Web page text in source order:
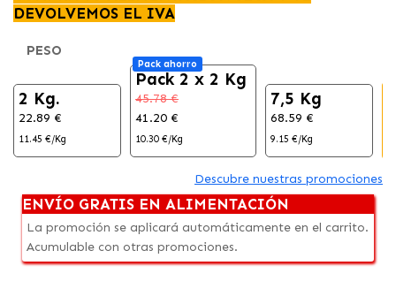
nutrientes y la energía necesarios, con una excelente
DEVOLVEMOS EL IVA
PESO
2 Kg.
22.89 €
11.45 €/Kg
Pack ahorro
Pack 2 x 2 Kg
45.78 €
41.20 €
10.30 €/Kg
7,5 Kg
68.59 €
9.15 €/Kg
Descubre nuestras promociones
ENVÍO GRATIS EN ALIMENTACIÓN
La promoción se aplicará automáticamente en el carrito.
Acumulable con otras promociones.